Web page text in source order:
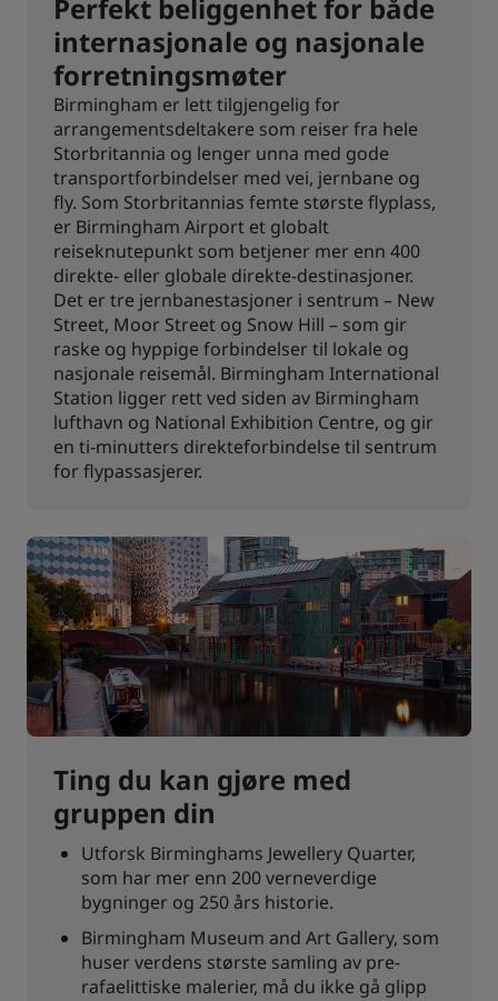
Perfekt beliggenhet for både
internasjonale og nasjonale
forretningsmøter
Birmingham er lett tilgjengelig for
arrangementsdeltakere som reiser fra hele
Storbritannia og lenger unna med gode
transportforbindelser med vei, jernbane og
fly. Som Storbritannias femte største flyplass,
er Birmingham Airport et globalt
reiseknutepunkt som betjener mer enn 400
direkte- eller globale direkte-destinasjoner.
Det er tre jernbanestasjoner i sentrum – New
Street, Moor Street og Snow Hill – som gir
raske og hyppige forbindelser til lokale og
nasjonale reisemål. Birmingham International
Station ligger rett ved siden av Birmingham
lufthavn og National Exhibition Centre, og gir
en ti-minutters direkteforbindelse til sentrum
for flypassasjerer.
Ting du kan gjøre med
gruppen din
Utforsk Birminghams Jewellery Quarter,
som har mer enn 200 verneverdige
bygninger og 250 års historie.
Birmingham Museum and Art Gallery, som
huser verdens største samling av pre-
rafaelittiske malerier, må du ikke gå glipp